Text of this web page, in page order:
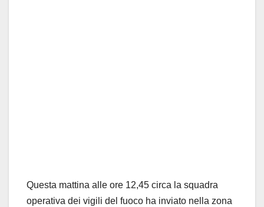
Questa mattina alle ore 12,45 circa la squadra
operativa dei vigili del fuoco ha inviato nella zona